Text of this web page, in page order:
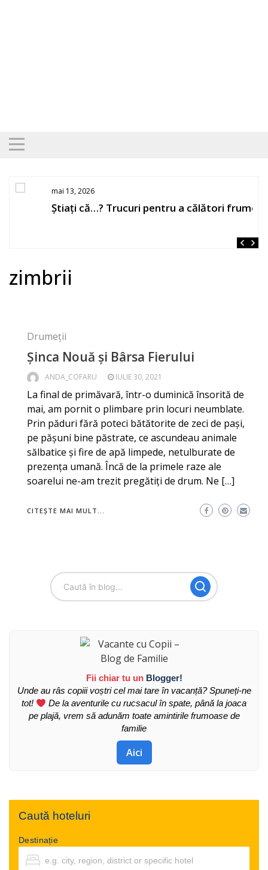
mai 13, 2026
Știați că…? Trucuri pentru a călători frumos
zimbrii
Drumeții
Șinca Nouă și Bârsa Fierului
ANDA_COFARU IULIE 30, 2021
La final de primăvară, într-o duminică însorită de
mai, am pornit o plimbare prin locuri neumblate.
Prin păduri fără poteci bătătorite de zeci de pași,
pe pășuni bine păstrate, ce ascundeau animale
sălbatice și fire de apă limpede, netulburate de
prezența umană. Încă de la primele raze ale
soarelui ne-am trezit pregătiți de drum. Ne […]
CITEȘTE MAI MULT...
Fii chiar tu un Blogger!
Unde au râs copiii voștri cel mai tare în vacanță? Spuneți-ne
tot!
De la aventurile cu rucsacul în spate, până la joaca
pe plajă, vrem să adunăm toate amintirile frumoase de
familie
Aici
Caută hoteluri
Destinație